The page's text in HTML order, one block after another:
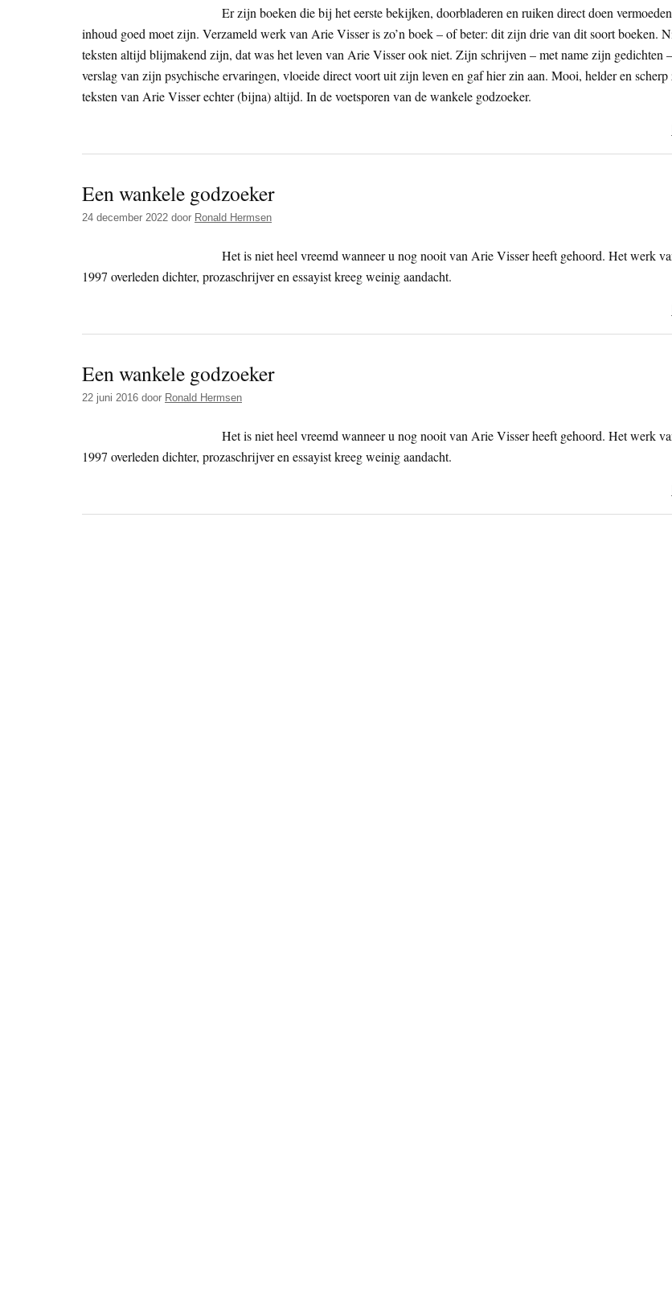
Er zijn boeken die bij het eerste bekijken, doorbladeren en ruiken direct doen
inhoud goed moet zijn. Verzameld werk van Arie Visser is zo’n boek – of beter: dit zijn drie van dit soort boeken.
teksten altijd blijmakend zijn, dat was het leven van Arie Visser ook niet. Zijn schrijven – met name zijn gedichten
verslag van zijn psychische ervaringen, vloeide direct voort uit zijn leven en gaf hier zin aan. Mooi, helder en
teksten van Arie Visser echter (bijna) altijd. In de voetsporen van de wankele godzoeker.
Een wankele godzoeker
24 december 2022 door Ronald Hermsen
Het is niet heel vreemd wanneer u nog nooit van Arie Visser heeft gehoord. Het werk
1997 overleden dichter, prozaschrijver en essayist kreeg weinig aandacht.
Een wankele godzoeker
22 juni 2016 door Ronald Hermsen
Het is niet heel vreemd wanneer u nog nooit van Arie Visser heeft gehoord. Het werk
1997 overleden dichter, prozaschrijver en essayist kreeg weinig aandacht.